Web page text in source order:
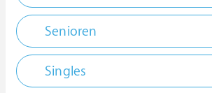
Senioren
Singles